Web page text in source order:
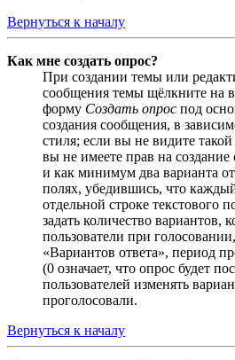
Вернуться к началу
Как мне создать опрос?
При создании темы или
сообщения темы щёлкните на
форму Создать опрос под
создания сообщения, в
стиля; если вы не видите
вы не имеете прав на
и как минимум два варианта
полях, убедившись, что
отдельной строке текстового
задать количество вариантов,
пользователи при
«Вариантов ответа», период
(0 означает, что опрос будет
пользователей изменять
проголосовали.
Вернуться к началу